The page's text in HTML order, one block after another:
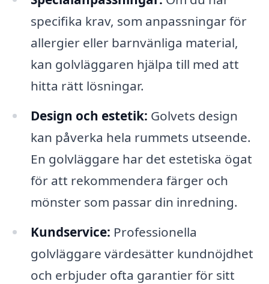
specifika krav, som anpassningar för
allergier eller barnvänliga material,
kan golvläggaren hjälpa till med att
hitta rätt lösningar.
Design och estetik: Golvets design
kan påverka hela rummets utseende.
En golvläggare har det estetiska ögat
för att rekommendera färger och
mönster som passar din inredning.
Kundservice: Professionella
golvläggare värdesätter kundnöjdhet
och erbjuder ofta garantier för sitt